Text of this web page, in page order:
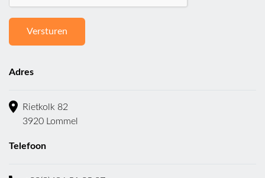
Adres
Rietkolk 82
3920 Lommel
Telefoon